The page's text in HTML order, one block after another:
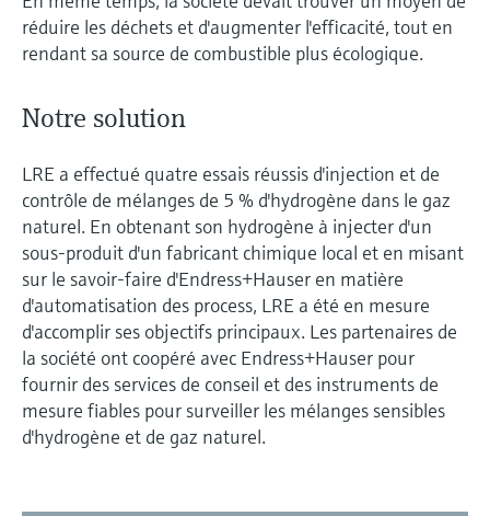
réduire les déchets et d'augmenter l'efficacité, tout en
rendant sa source de combustible plus écologique.
Notre solution
LRE a effectué quatre essais réussis d'injection et de
contrôle de mélanges de 5 % d'hydrogène dans le gaz
naturel. En obtenant son hydrogène à injecter d'un
sous-produit d'un fabricant chimique local et en misant
sur le savoir-faire d'Endress+Hauser en matière
d'automatisation des process, LRE a été en mesure
d'accomplir ses objectifs principaux. Les partenaires de
la société ont coopéré avec Endress+Hauser pour
fournir des services de conseil et des instruments de
mesure fiables pour surveiller les mélanges sensibles
d'hydrogène et de gaz naturel.